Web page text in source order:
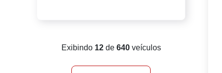
Exibindo 12de 640veículos